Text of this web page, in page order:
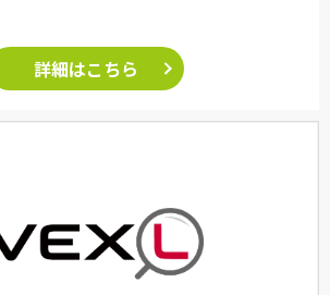
詳細はこちら